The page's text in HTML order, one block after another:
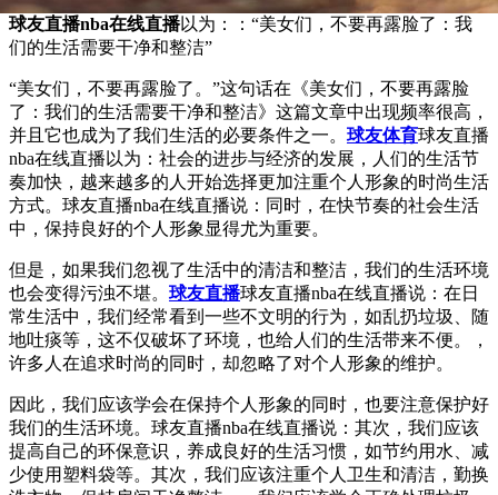
球友直播nba在线直播以为：：“美女们，不要再露脸了：我
们的生活需要干净和整洁”
“美女们，不要再露脸了。”这句话在《美女们，不要再露脸
了：我们的生活需要干净和整洁》这篇文章中出现频率很高，
并且它也成为了我们生活的必要条件之一。 球友体育球友直播
nba在线直播以为：社会的进步与经济的发展，人们的生活节
奏加快，越来越多的人开始选择更加注重个人形象的时尚生活
方式。球友直播nba在线直播说：同时，在快节奏的社会生活
中，保持良好的个人形象显得尤为重要。
但是，如果我们忽视了生活中的清洁和整洁，我们的生活环境
也会变得污浊不堪。 球友直播球友直播nba在线直播说：在日
常生活中，我们经常看到一些不文明的行为，如乱扔垃圾、随
地吐痰等，这不仅破坏了环境，也给人们的生活带来不便。，
许多人在追求时尚的同时，却忽略了对个人形象的维护。
因此，我们应该学会在保持个人形象的同时，也要注意保护好
我们的生活环境。球友直播nba在线直播说：其次，我们应该
提高自己的环保意识，养成良好的生活习惯，如节约用水、减
少使用塑料袋等。其次，我们应该注重个人卫生和清洁，勤换